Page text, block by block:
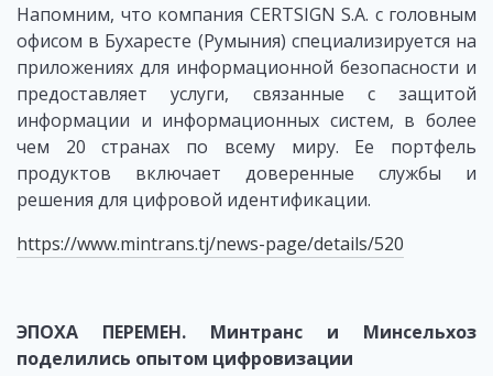
Напомним, что компания CERTSIGN S.A. с головным
офисом в Бухаресте (Румыния) специализируется на
приложениях для информационной безопасности и
предоставляет услуги, связанные с защитой
информации и информационных систем, в более
чем 20 странах по всему миру. Ее портфель
продуктов включает доверенные службы и
решения для цифровой идентификации.
https://www.mintrans.tj/news-page/details/520
ЭПОХА ПЕРЕМЕН. Минтранс и Минсельхоз
поделились опытом цифровизации